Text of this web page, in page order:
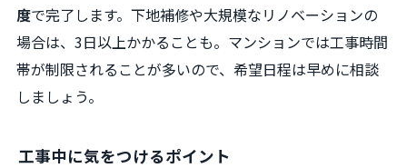
度で完了します。下地補修や大規模なリノベーションの
場合は、3日以上かかることも。マンションでは工事時間
帯が制限されることが多いので、希望日程は早めに相談
しましょう。
工事中に気をつけるポイント